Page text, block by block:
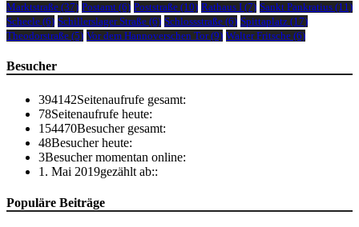
Marktstraße (37) Postamt (6) Poststraße (10) Rathaus I (7) Sankt Pankratius (11)
Scheele (6) Schillerslager Straße (6) Schlossstraße (6) Spittaplatz (17)
Theodorstraße (5) Vor dem Hannoverschen Tor(9) Walter Fritsche (6)
Besucher
394142Seitenaufrufe gesamt:
78Seitenaufrufe heute:
154470Besucher gesamt:
48Besucher heute:
3Besucher momentan online:
1. Mai 2019gezählt ab::
Populäre Beiträge